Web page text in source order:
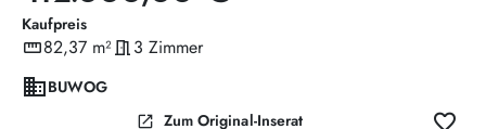
Kaufpreis
straighten
Wohnfläche
82,37 m²meeting_room
Zimmer
3 Zimmer
domainBUWOG
open_in_new Zum Original-Inserat favorite